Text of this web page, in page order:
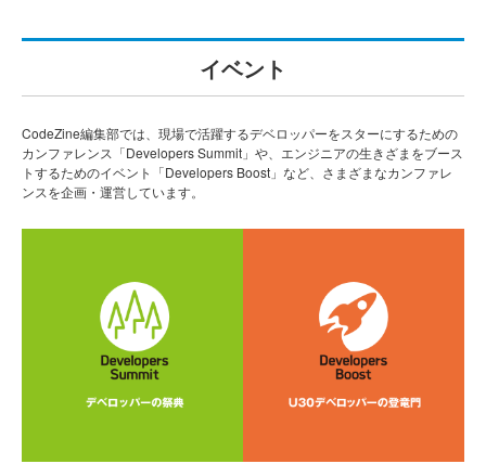
イベント
CodeZine編集部では、現場で活躍するデベロッパーをスターにするための
カンファレンス「Developers Summit」や、エンジニアの生きざまをブース
トするためのイベント「Developers Boost」など、さまざまなカンファレ
ンスを企画・運営しています。